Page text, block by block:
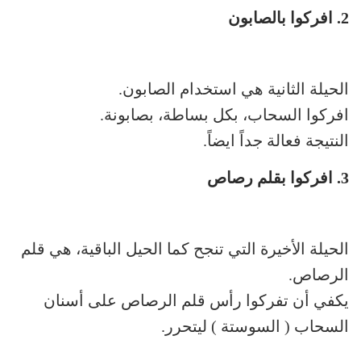
2. افركوا بالصابون
الحيلة الثانية هي استخدام الصابون.
افركوا السحاب، بكل بساطة، بصابونة.
النتيجة فعالة جداً ايضاً.
3. افركوا بقلم رصاص
الحيلة الأخيرة التي تنجح كما الحيل الباقية، هي قلم
الرصاص.
يكفي أن تفركوا رأس قلم الرصاص على أسنان
السحاب ( السوستة ) ليتحرر.